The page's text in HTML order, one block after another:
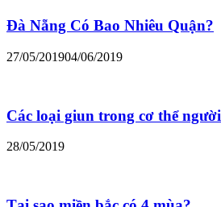
Đà Nẵng Có Bao Nhiêu Quận?
27/05/201904/06/2019
Các loại giun trong cơ thể người
28/05/2019